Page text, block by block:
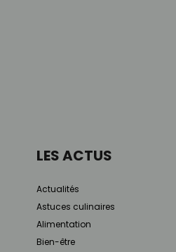
LES ACTUS
Actualités
Astuces culinaires
Alimentation
Bien-être